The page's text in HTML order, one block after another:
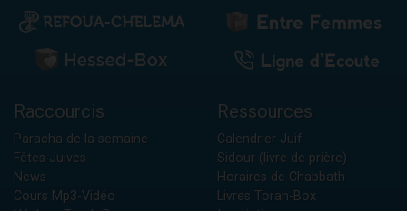
Raccourcis
Paracha de la semaine
Fêtes Juives
News
Cours Mp3-Vidéo
Ressources
Calendrier Juif
Sidour (livre de prière)
Horaires de Chabbath
Livres Torah-Box